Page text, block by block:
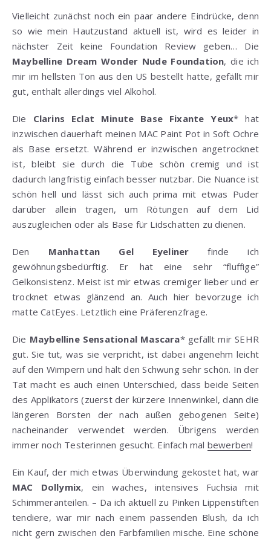
Vielleicht zunächst noch ein paar andere Eindrücke, denn
so wie mein Hautzustand aktuell ist, wird es leider in
nächster Zeit keine Foundation Review geben… Die
Maybelline Dream Wonder Nude Foundation, die ich
mir im hellsten Ton aus den US bestellt hatte, gefällt mir
gut, enthält allerdings viel Alkohol.
Die Clarins Eclat Minute Base Fixante Yeux* hat
inzwischen dauerhaft meinen MAC Paint Pot in Soft Ochre
als Base ersetzt. Während er inzwischen angetrocknet
ist, bleibt sie durch die Tube schön cremig und ist
dadurch langfristig einfach besser nutzbar. Die Nuance ist
schön hell und lässt sich auch prima mit etwas Puder
darüber allein tragen, um Rötungen auf dem Lid
auszugleichen oder als Base für Lidschatten zu dienen.
Den Manhattan Gel Eyeliner finde ich
gewöhnungsbedürftig. Er hat eine sehr “fluffige”
Gelkonsistenz. Meist ist mir etwas cremiger lieber und er
trocknet etwas glänzend an. Auch hier bevorzuge ich
matte CatEyes. Letztlich eine Präferenzfrage.
Die Maybelline Sensational Mascara* gefällt mir SEHR
gut. Sie tut, was sie verpricht, ist dabei angenehm leicht
auf den Wimpern und hält den Schwung sehr schön. In der
Tat macht es auch einen Unterschied, dass beide Seiten
des Applikators (zuerst der kürzere Innenwinkel, dann die
längeren Borsten der nach außen gebogenen Seite)
nacheinander verwendet werden. Übrigens werden
immer noch Testerinnen gesucht. Einfach mal bewerben!
Ein Kauf, der mich etwas Überwindung gekostet hat, war
MAC Dollymix, ein waches, intensives Fuchsia mit
Schimmeranteilen. – Da ich aktuell zu Pinken Lippenstiften
tendiere, war mir nach einem passenden Blush, da ich
nicht gern zwischen den Farbfamilien mische. Eine schöne